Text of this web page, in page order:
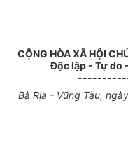
CỘNG HÒA XÃ HỘI
Độc lập - Tự do
Bà Rịa - Vũng Tàu, ngày